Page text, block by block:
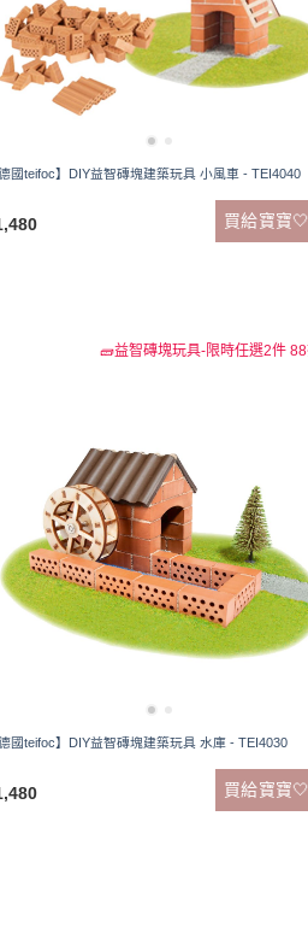
德國teifoc】DIY益智磚塊建築玩具 小風車 - TEI4040
買給寶寶🤍
🧱益智磚塊玩具-限時任選2件
德國teifoc】DIY益智磚塊建築玩具 水庫 - TEI4030
買給寶寶🤍